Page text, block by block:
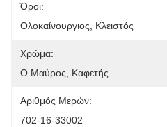
Όροι:
Ολοκαίνουργιος, Κλειστός
Χρώμα:
Ο Μαύρος, Καφετής
Αριθμός Μερών:
702-16-33002